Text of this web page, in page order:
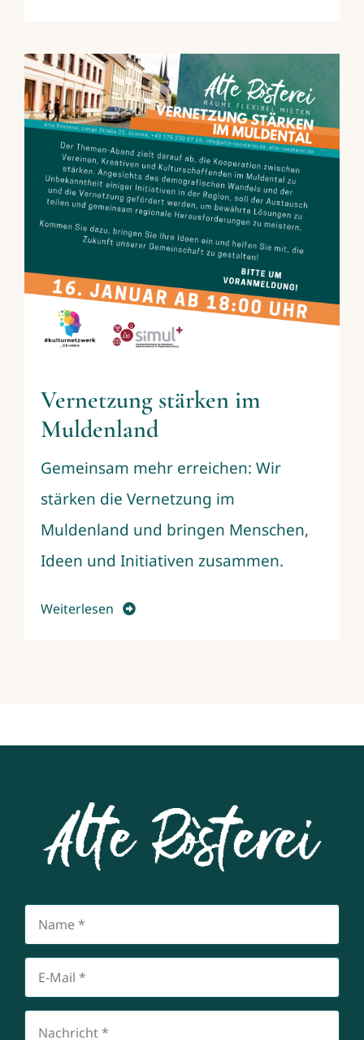
Vernetzung stärken im
Muldenland
Gemeinsam mehr erreichen: Wir
stärken die Vernetzung im
Muldenland und bringen Menschen,
Ideen und Initiativen zusammen.
Weiterlesen